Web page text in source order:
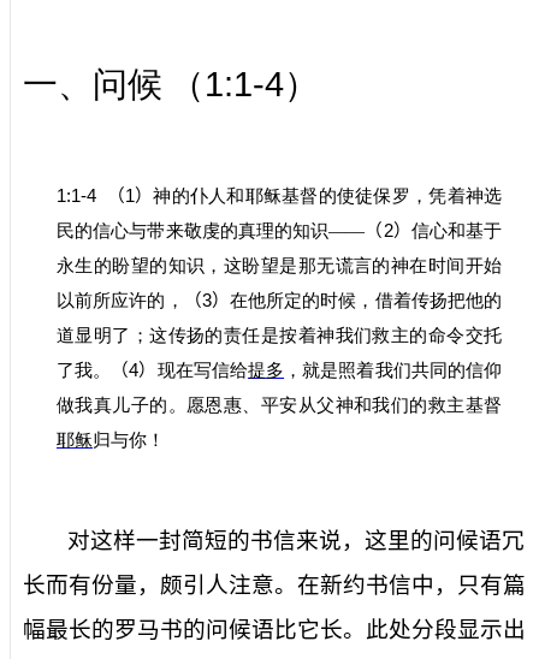
一、问候 （1:1-4）
1:1-4 （1）神的仆人和耶稣基督的使徒保罗，凭着神选
民的信心与带来敬虔的真理的知识—— （ 2） 信心和基于
永生的盼望的知识，这盼望是那无谎言的神在时间开始
以前所应许的，
（3） 在他所定的时候， 借着传扬把他的
道显明了；这传扬的责任是按着神我们救主的命令交托
了我。
（4） 现在写信给提多 ，就是照着我们共同的信仰
做我真儿子的。愿恩惠、平安从父神和我们的救主基督
耶稣归与你！
对这样一封简短的书信来说，这里的问候语冗
长而有份量，颇引人注意。在新约书信中，只有篇
幅最长的罗马书的问候语比它长。此处分段显示出